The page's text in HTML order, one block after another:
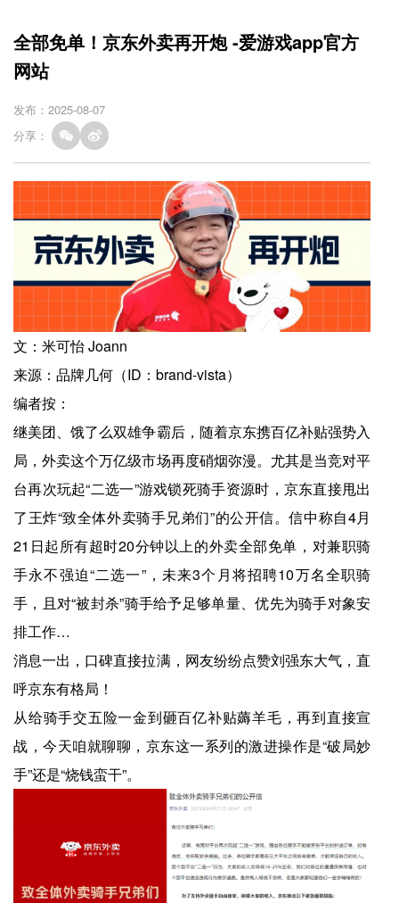
全部免单！京东外卖再开炮 -爱游戏app官方
网站
发布：2025-08-07
分享：
文：米可怡 Joann
来源：品牌几何（ID：brand-vista）
编者按：
继美团、饿了么双雄争霸后，随着京东携百亿补贴强势入
局，外卖这个万亿级市场再度硝烟弥漫。尤其是当竞对平
台再次玩起“二选一”游戏锁死骑手资源时，京东直接甩出
了王炸“致全体外卖骑手兄弟们”的公开信。信中称自4月
21日起所有超时20分钟以上的外卖全部免单，对兼职骑
手永不强迫“二选一”，未来3个月将招聘10万名全职骑
手，且对“被封杀”骑手给予足够单量、优先为骑手对象安
排工作…
消息一出，口碑直接拉满，网友纷纷点赞刘强东大气，直
呼京东有格局！
从给骑手交五险一金到砸百亿补贴薅羊毛，再到直接宣
战，今天咱就聊聊，京东这一系列的激进操作是“破局妙
手”还是“烧钱蛮干”。